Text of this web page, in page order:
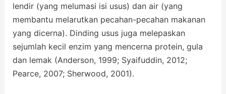
lendir (yang melumasi isi usus) dan air (yang
membantu melarutkan pecahan-pecahan makanan
yang dicerna). Dinding usus juga melepaskan
sejumlah kecil enzim yang mencerna protein, gula
dan lemak (Anderson, 1999; Syaifuddin, 2012;
Pearce, 2007; Sherwood, 2001).